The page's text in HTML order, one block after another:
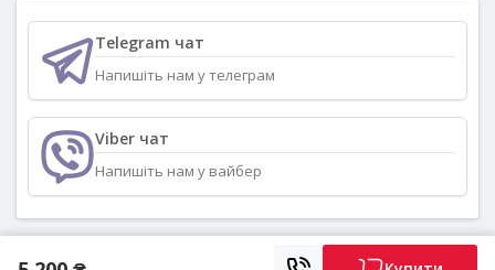
Telegram чат
Напишіть нам у телеграм
Viber чат
Напишіть нам у вайбер